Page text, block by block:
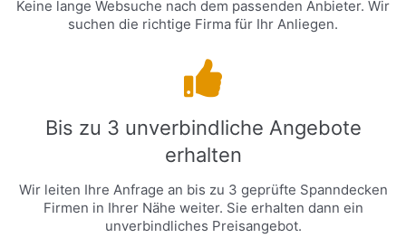
Keine lange Websuche nach dem passenden Anbieter. Wir
suchen die richtige Firma für Ihr Anliegen.
Bis zu 3 unverbindliche Angebote
erhalten
Wir leiten Ihre Anfrage an bis zu 3 geprüfte Spanndecken
Firmen in Ihrer Nähe weiter. Sie erhalten dann ein
unverbindliches Preisangebot.